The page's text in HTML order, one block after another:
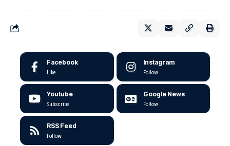
Facebook
Like
Instagram
Follow
Youtube
Subscribe
Google News
Follow
RSS Feed
Follow